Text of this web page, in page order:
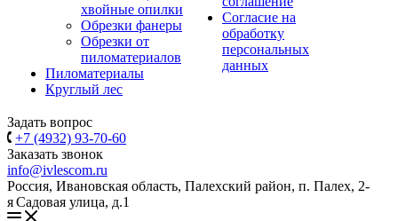
хвойные опилки
Обрезки фанеры
Обрезки от
пиломатериалов
Пиломатериалы
Круглый лес
Согласие на
обработку
персональных
данных
Задать вопрос
+7 (4932) 93-70-60
Заказать звонок
info@ivlescom.ru
Россия, Ивановская область, Палехский район, п. Палех, 2-
я Садовая улица, д.1